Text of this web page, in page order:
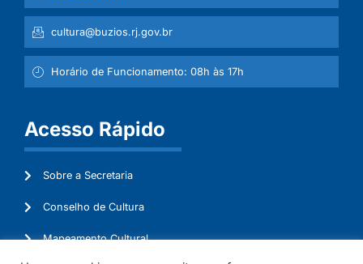
cultura@buzios.rj.gov.br
Horário de Funcionamento: 08h às 17h
Acesso Rápido
Sobre a Secretaria
Conselho de Cultura
Mapeamento Cultural